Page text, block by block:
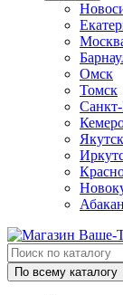
Омск
Томск
Якутск
Абакан
По всему каталогу